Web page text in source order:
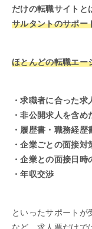
だけの転職サイトと
サルタントのサポー
ほとんどの転職エー
・求職者に合った求
・非公開求人を含
・履歴書・職務経
・企業ごとの面接対
・企業との面接日時
・年収交渉
といったサポートが